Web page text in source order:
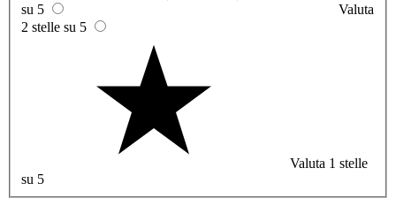
su 5
Valuta
2 stelle su 5
Valuta 1 stelle
su 5